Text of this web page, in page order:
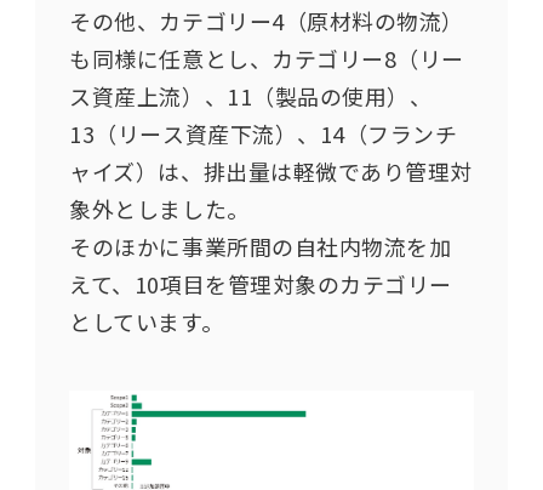
その他、カテゴリー4（原材料の物流）
も同様に任意とし、カテゴリー8（リー
ス資産上流）、11（製品の使用）、
13（リー​ス資産下流）、14（フランチ
ャイズ）は、排出量は軽微であり管理対
象外としました。​
そのほかに事業所間の自社内物流を加
えて、10項目を管理対象のカテゴリー
としています。